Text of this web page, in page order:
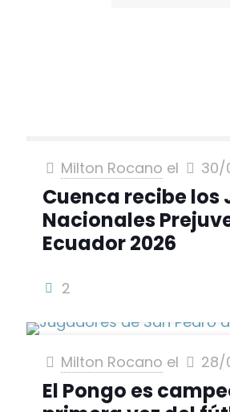
Milton Rocano el 30/
Cuenca recibe los
Nacionales
Ecuador 2026
2
Milton Rocano el 28/
El Pongo es